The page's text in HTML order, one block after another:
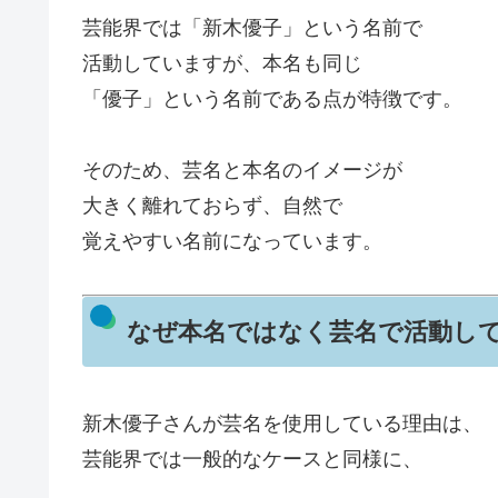
芸能界では「新木優子」という名前で
活動していますが、本名も同じ
「優子」という名前である点が特徴です。
そのため、芸名と本名のイメージが
大きく離れておらず、自然で
覚えやすい名前になっています。
なぜ本名ではなく芸名で活動し
新木優子さんが芸名を使用している理由は、
芸能界では一般的なケースと同様に、